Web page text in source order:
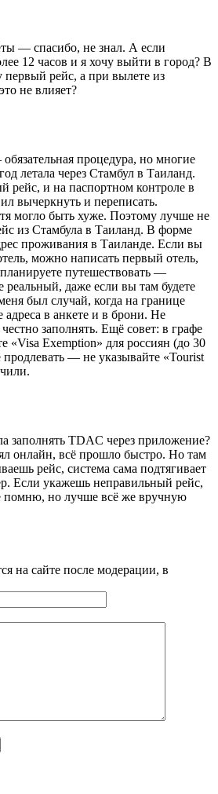
— спасибо, не знал. А если
12 часов и я хочу выйти в город? В
рейс, а при вылете из
не влияет?
процедура, но многие
летала через Стамбул в Таиланд.
рейс, и на паспортном контроле в
вычеркнуть и переписать.
могло быть хуже. Поэтому лучше не
из Стамбула в Таиланд. В форме
проживания в Таиланде. Если вы
можно написать первый отель,
путешествовать —
даже если вы там будете
был случай, когда на границе
адреса в анкете и в брони. Не
заполнять. Ещё совет: в графе
«Visa Exemption» для россиян (до 30
— не указывайте «Tourist
заполнять TDAC через приложение?
онлайн, всё прошло быстро. Но там
рейс, система сама подтягивает
Если укажешь неправильный рейс,
помню, но лучше всё же вручную
на сайте после модерации, в